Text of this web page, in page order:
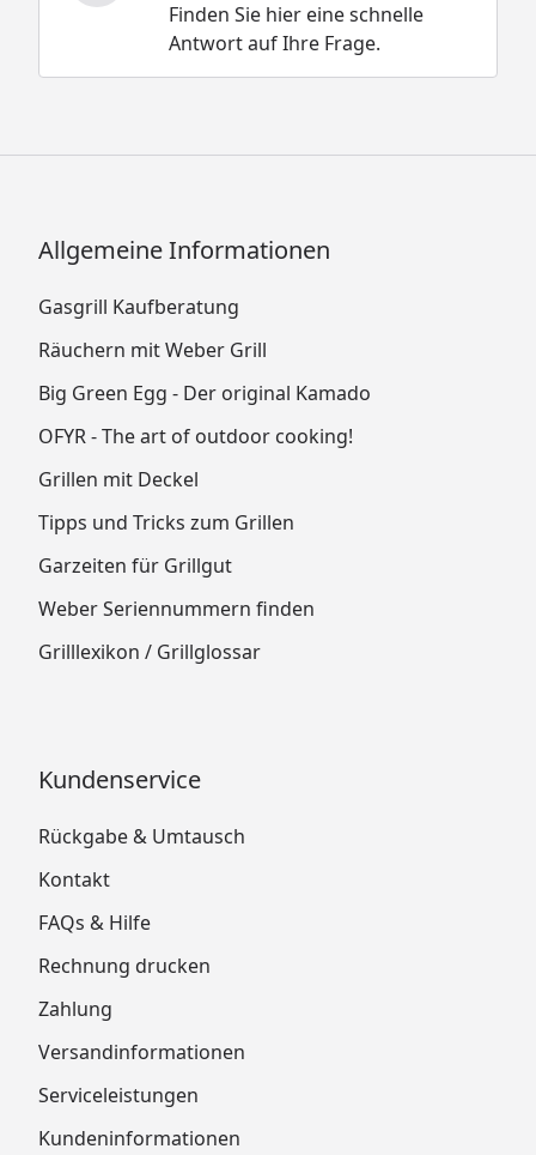
Finden Sie hier eine schnelle
Antwort auf Ihre Frage.
Allgemeine Informationen
Gasgrill Kaufberatung
Räuchern mit Weber Grill
Big Green Egg - Der original Kamado
OFYR - The art of outdoor cooking!
Grillen mit Deckel
Tipps und Tricks zum Grillen
Garzeiten für Grillgut
Weber Seriennummern finden
Grilllexikon / Grillglossar
Kundenservice
Rückgabe & Umtausch
Kontakt
FAQs & Hilfe
Rechnung drucken
Zahlung
Versandinformationen
Serviceleistungen
Kundeninformationen